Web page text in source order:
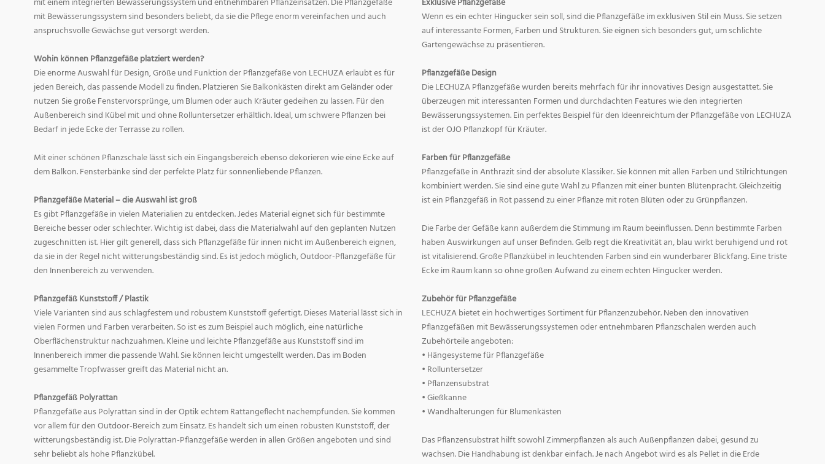
mit Bewässerungssystem sind besonders beliebt, da sie die Pflege enorm vereinfachen und auch
anspruchsvolle Gewächse gut versorgt werden.
Wohin können Pflanzgefäße platziert werden?
Die enorme Auswahl für Design, Größe und Funktion der Pflanzgefäße von LECHUZA erlaubt es für
jeden Bereich, das passende Modell zu finden. Platzieren Sie Balkonkästen direkt am Geländer oder
nutzen Sie große Fenstervorsprünge, um Blumen oder auch Kräuter gedeihen zu lassen. Für den
Außenbereich sind Kübel mit und ohne Rolluntersetzer erhältlich. Ideal, um schwere Pflanzen bei
Bedarf in jede Ecke der Terrasse zu rollen.
Mit einer schönen Pflanzschale lässt sich ein Eingangsbereich ebenso dekorieren wie eine Ecke auf
dem Balkon. Fensterbänke sind der perfekte Platz für sonnenliebende Pflanzen.
Pflanzgefäße Material – die Auswahl ist groß
Es gibt Pflanzgefäße in vielen Materialien zu entdecken. Jedes Material eignet sich für bestimmte
Bereiche besser oder schlechter. Wichtig ist dabei, dass die Materialwahl auf den geplanten Nutzen
zugeschnitten ist. Hier gilt generell, dass sich Pflanzgefäße für innen nicht im Außenbereich eignen,
da sie in der Regel nicht witterungsbeständig sind. Es ist jedoch möglich, Outdoor-Pflanzgefäße für
den Innenbereich zu verwenden.
Pflanzgefäß Kunststoff / Plastik
Viele Varianten sind aus schlagfestem und robustem Kunststoff gefertigt. Dieses Material lässt sich in
vielen Formen und Farben verarbeiten. So ist es zum Beispiel auch möglich, eine natürliche
Oberflächenstruktur nachzuahmen. Kleine und leichte Pflanzgefäße aus Kunststoff sind im
Innenbereich immer die passende Wahl. Sie können leicht umgestellt werden. Das im Boden
gesammelte Tropfwasser greift das Material nicht an.
Pflanzgefäß Polyrattan
Pflanzgefäße aus Polyrattan sind in der Optik echtem Rattangeflecht nachempfunden. Sie kommen
vor allem für den Outdoor-Bereich zum Einsatz. Es handelt sich um einen robusten Kunststoff, der
witterungsbeständig ist. Die Polyrattan-Pflanzgefäße werden in allen Größen angeboten und sind
sehr beliebt als hohe Pflanzkübel.
Wenn es ein echter Hingucker sein soll, sind die Pflanzgefäße im exklusiven Stil ein Muss. Sie setzen
auf interessante Formen, Farben und Strukturen. Sie eignen sich besonders gut, um schlichte
Gartengewächse zu präsentieren.
Pflanzgefäße Design
Die LECHUZA Pflanzgefäße wurden bereits mehrfach für ihr innovatives Design ausgestattet. Sie
überzeugen mit interessanten Formen und durchdachten Features wie den integrierten
Bewässerungssystemen. Ein perfektes Beispiel für den Ideenreichtum der Pflanzgefäße von LECHUZA
ist der OJO Pflanzkopf für Kräuter.
Farben für Pflanzgefäße
Pflanzgefäße in Anthrazit sind der absolute Klassiker. Sie können mit allen Farben und Stilrichtungen
kombiniert werden. Sie sind eine gute Wahl zu Pflanzen mit einer bunten Blütenpracht. Gleichzeitig
ist ein Pflanzgefäß in Rot passend zu einer Pflanze mit roten Blüten oder zu Grünpflanzen.
Die Farbe der Gefäße kann außerdem die Stimmung im Raum beeinflussen. Denn bestimmte Farben
haben Auswirkungen auf unser Befinden. Gelb regt die Kreativität an, blau wirkt beruhigend und rot
ist vitalisierend. Große Pflanzkübel in leuchtenden Farben sind ein wunderbarer Blickfang. Eine triste
Ecke im Raum kann so ohne großen Aufwand zu einem echten Hingucker werden.
Zubehör für Pflanzgefäße
LECHUZA bietet ein hochwertiges Sortiment für Pflanzenzubehör. Neben den innovativen
Pflanzgefäßen mit Bewässerungssystemen oder entnehmbaren Pflanzschalen werden auch
Zubehörteile angeboten:
• Hängesysteme für Pflanzgefäße
• Rolluntersetzer
• Pflanzensubstrat
• Gießkanne
• Wandhalterungen für Blumenkästen
Das Pflanzensubstrat hilft sowohl Zimmerpflanzen als auch Außenpflanzen dabei, gesund zu
wachsen. Die Handhabung ist denkbar einfach. Je nach Angebot wird es als Pellet in die Erde